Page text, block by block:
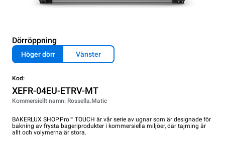
Dörröppning
Höger dörr Vänster
Kod:
XEFR-04EU-ETRV-MT
Kommersiellt namn: Rossella.Matic
BAKERLUX SHOP.Pro™ TOUCH är vår serie av ugnar som är designade för
bakning av frysta bageriprodukter i kommersiella miljöer, där tajming är
allt och volymerna är stora.